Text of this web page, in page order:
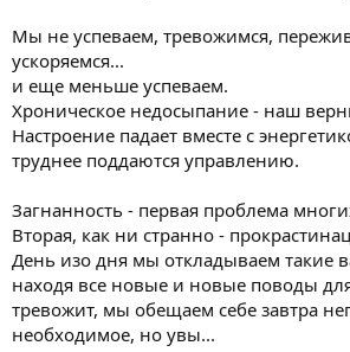
Мы не успеваем, тревожимся,
ускоряемся...
и еще меньше успеваем.
Хроническое недосыпание - наш
Настроение падает вместе с
труднее поддаются управлению.
Загнанность - первая проблема
Вторая, как ни странно -
День изо дня мы откладываем такие
находя все новые и новые поводы
тревожит, мы обещаем себе завтра
необходимое, но увы...